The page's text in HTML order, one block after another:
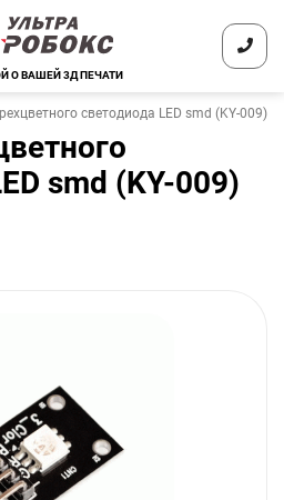
О ВАШЕЙ 3Д ПЕЧАТИ
светодиода LED smd (KY-009)
smd (KY-009)